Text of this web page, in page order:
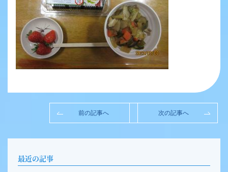
前の記事へ 次の記事へ
最近の記事